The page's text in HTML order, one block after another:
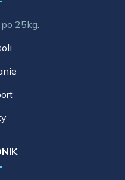
25kg.